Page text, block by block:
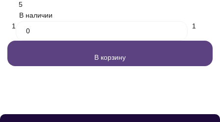
5
В наличии
1
1
В корзину